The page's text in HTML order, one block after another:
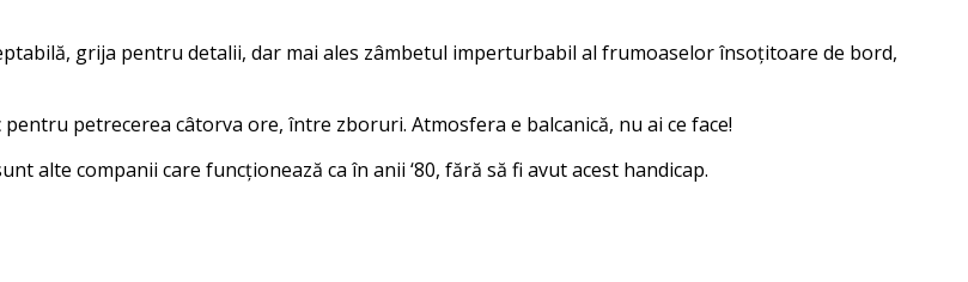
grija pentru detalii, dar mai ales zâmbetul imperturbabil al frumoaselor însoțitoare de bord,
petrecerea câtorva ore, între zboruri. Atmosfera e balcanică, nu ai ce face!
alte companii care funcționează ca în anii ‘80, fără să fi avut acest handicap.